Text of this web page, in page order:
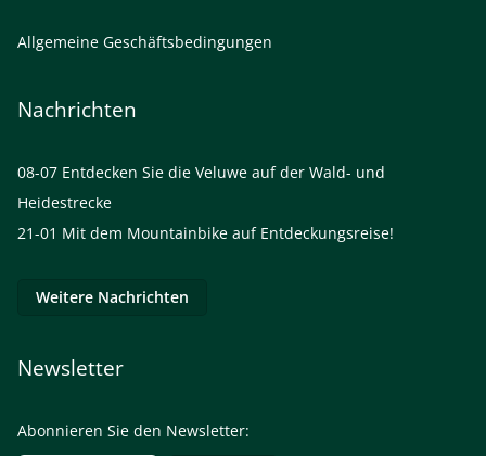
Allgemeine Geschäftsbedingungen
Nachrichten
08-07 Entdecken Sie die Veluwe auf der Wald- und
Heidestrecke
21-01 Mit dem Mountainbike auf Entdeckungsreise!
Weitere Nachrichten
Newsletter
Abonnieren Sie den Newsletter: